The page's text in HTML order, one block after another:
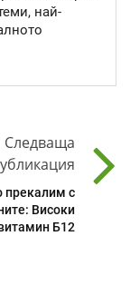
най-
Следваща
прекалим с
Високи
Б12